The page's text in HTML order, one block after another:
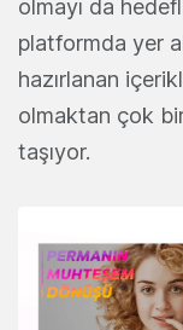
olmayı da
platformda yer
hazırlanan
olmaktan çok
taşıyor.